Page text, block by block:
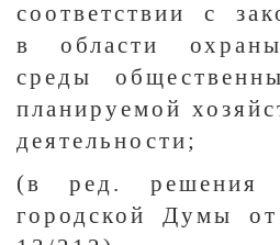
соответствии с
в области
среды
планируемой
деятельности;
(в ред. решения
городской Думы